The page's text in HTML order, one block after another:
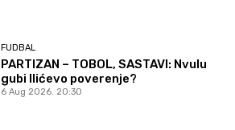
FUDBAL
PARTIZAN – TOBOL, SASTAVI: Nvulu
gubi Ilićevo poverenje?
6 Aug 2026. 20:30